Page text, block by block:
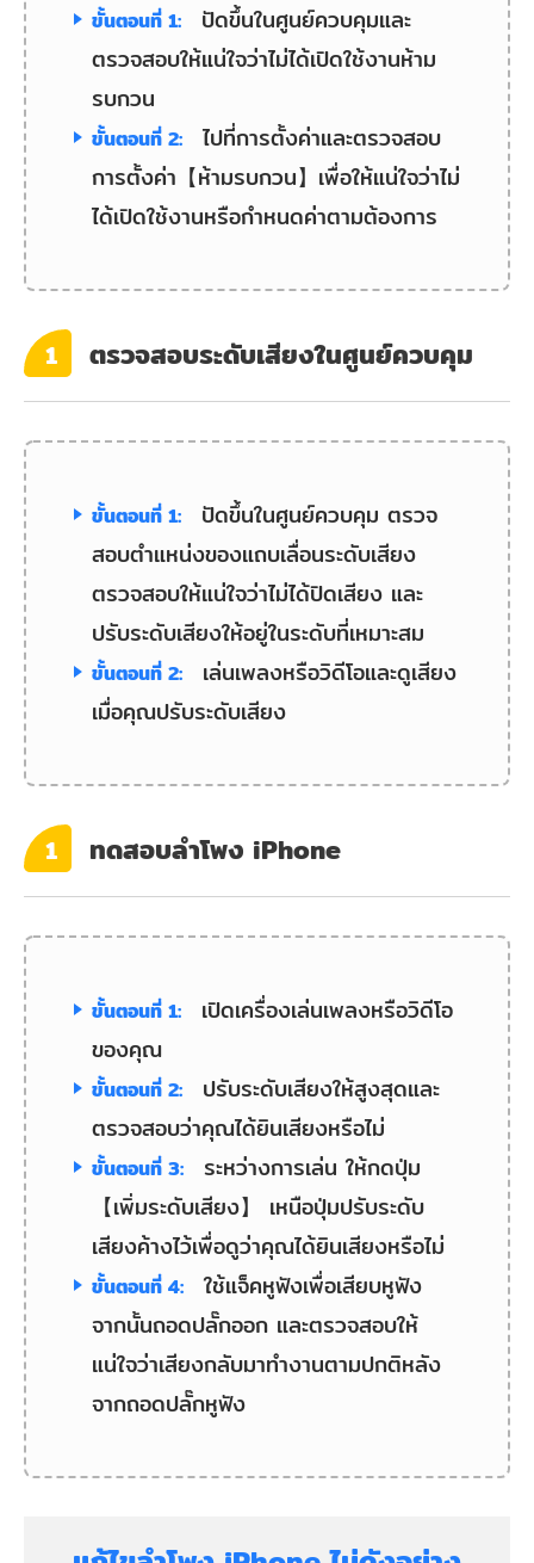
ขั้นตอนที่ 1:
ปัดขึ้นในศูนย์ควบคุมและ
ตรวจสอบให้แน่ใจว่าไม่ได้เปิดใช้งานห้าม
รบกวน
ขั้นตอนที่ 2:
ไปที่การตั้งค่าและตรวจสอบ
การตั้งค่า【ห้ามรบกวน】เพื่อให้แน่ใจว่าไม่
ได้เปิดใช้งานหรือกำหนดค่าตามต้องการ
1 ตรวจสอบระดับเสียงในศูนย์ควบคุม
ขั้นตอนที่ 1:
ปัดขึ้นในศูนย์ควบคุม ตรวจ
สอบตำแหน่งของแถบเลื่อนระดับเสียง
ตรวจสอบให้แน่ใจว่าไม่ได้ปิดเสียง และ
ปรับระดับเสียงให้อยู่ในระดับที่เหมาะสม
ขั้นตอนที่ 2:
เล่นเพลงหรือวิดีโอและดูเสียง
เมื่อคุณปรับระดับเสียง
1 ทดสอบลำโพง iPhone
ขั้นตอนที่ 1:
เปิดเครื่องเล่นเพลงหรือวิดีโอ
ของคุณ
ขั้นตอนที่ 2:
ปรับระดับเสียงให้สูงสุดและ
ตรวจสอบว่าคุณได้ยินเสียงหรือไม่
ขั้นตอนที่ 3:
ระหว่างการเล่น ให้กดปุ่ม
【เพิ่มระดับเสียง】 เหนือปุ่มปรับระดับ
เสียงค้างไว้เพื่อดูว่าคุณได้ยินเสียงหรือไม่
ขั้นตอนที่ 4:
ใช้แจ็คหูฟังเพื่อเสียบหูฟัง
จากนั้นถอดปลั๊กออก และตรวจสอบให้
แน่ใจว่าเสียงกลับมาทำงานตามปกติหลัง
จากถอดปลั๊กหูฟัง